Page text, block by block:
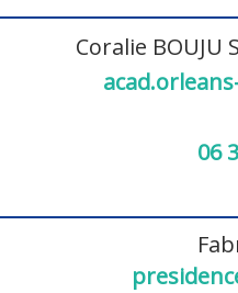
Coralie BOUJU
06